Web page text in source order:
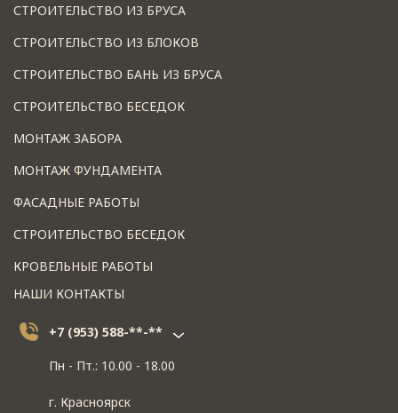
СТРОИТЕЛЬСТВО ИЗ БРУСА
СТРОИТЕЛЬСТВО ИЗ БЛОКОВ
СТРОИТЕЛЬСТВО БАНЬ ИЗ БРУСА
СТРОИТЕЛЬСТВО БЕСЕДОК
МОНТАЖ ЗАБОРА
МОНТАЖ ФУНДАМЕНТА
ФАСАДНЫЕ РАБОТЫ
СТРОИТЕЛЬСТВО БЕСЕДОК
КРОВЕЛЬНЫЕ РАБОТЫ
НАШИ КОНТАКТЫ
+7 (953) 588-**-**
Пн - Пт.: 10.00 - 18.00
г. Красноярск